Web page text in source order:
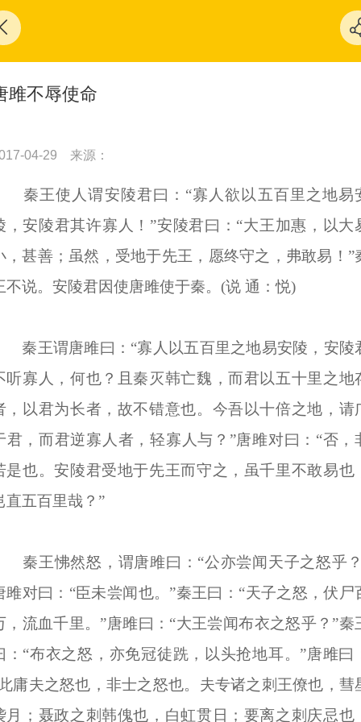
雎不辱使命
04-29 来源：
王使人谓安陵君曰：“寡人欲以五百里之地易
，安陵君其许寡人！”安陵君曰：“大王加惠，以大
，甚善；虽然，受地于先王，愿终守之，弗敢易！”
不说。安陵君因使唐雎使于秦。(说 通：悦)
王谓唐雎曰：“寡人以五百里之地易安陵，安陵
听寡人，何也？且秦灭韩亡魏，而君以五十里之地
，以君为长者，故不错意也。今吾以十倍之地，请
君，而君逆寡人者，轻寡人与？”唐雎对曰：“否，
是也。安陵君受地于先王而守之，虽千里不敢易也
直五百里哉？”
王怫然怒，谓唐雎曰：“公亦尝闻天子之怒乎
雎对曰：“臣未尝闻也。”秦王曰：“天子之怒，伏尸
，流血千里。”唐雎曰：“大王尝闻布衣之怒乎？”秦
：“布衣之怒，亦免冠徒跣，以头抢地耳。”唐雎曰
庸夫之怒也，非士之怒也。夫专诸之刺王僚也，彗
月；聂政之刺韩傀也，白虹贯日；要离之刺庆忌也